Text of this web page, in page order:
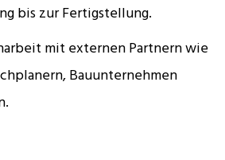
bis zur Fertigstellung.
mit externen Partnern wie
Bauunternehmen